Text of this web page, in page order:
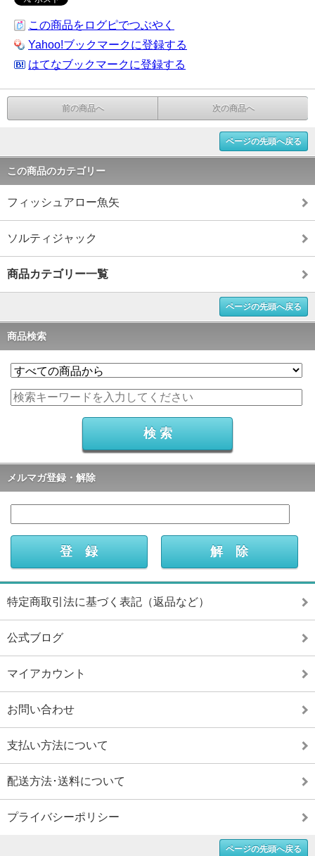
この商品をログピでつぶやく
Yahoo!ブックマークに登録する
はてなブックマークに登録する
前の商品へ 次の商品へ
ページの先頭へ戻る
この商品のカテゴリー
フィッシュアロー魚矢
ソルティジャック
商品カテゴリー一覧
ページの先頭へ戻る
商品検索
メルマガ登録・解除
特定商取引法に基づく表記（返品など）
公式ブログ
マイアカウント
お問い合わせ
支払い方法について
配送方法･送料について
プライバシーポリシー
ページの先頭へ戻る